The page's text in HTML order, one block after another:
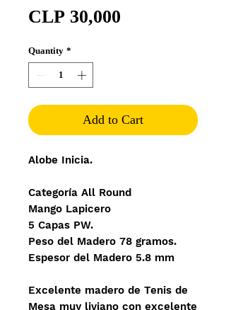
CLP 30,000
Quantity *
Add to Cart
Alobe Inicia.
Categoría All Round
Mango Lapicero
5 Capas PW.
Peso del Madero 78 gramos.
Espesor del Madero 5.8 mm
Excelente madero de Tenis de
Mesa muy liviano con excelente